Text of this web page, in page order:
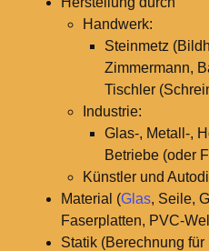
Handwerk:
Steinmetz
Zimmermann,
Tischler
Industrie:
Glas-, Metall-,
Betriebe (oder
Künstler und
Material (Glas, Seile,
Faserplatten, PVC-
Statik (Berechnung